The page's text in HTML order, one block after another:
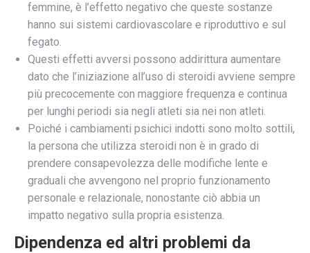
femmine, è l’effetto negativo che queste sostanze
hanno sui sistemi cardiovascolare e riproduttivo e sul
fegato.
Questi effetti avversi possono addirittura aumentare
dato che l’iniziazione all’uso di steroidi avviene sempre
più precocemente con maggiore frequenza e continua
per lunghi periodi sia negli atleti sia nei non atleti.
Poiché i cambiamenti psichici indotti sono molto sottili,
la persona che utilizza steroidi non è in grado di
prendere consapevolezza delle modifiche lente e
graduali che avvengono nel proprio funzionamento
personale e relazionale, nonostante ciò abbia un
impatto negativo sulla propria esistenza.
Dipendenza ed altri problemi da